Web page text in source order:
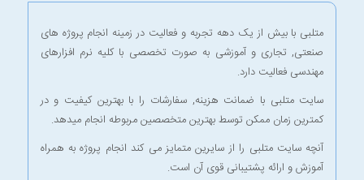
متلبی با بیش از یک دهه تجربه و فعالیت در زمینه انجام پروژه های
صنعتی, تجاری و آموزشی به صورت تخصصی با کلیه نرم افزارهای
مهندسی فعالیت دارد.
سایت متلبی با ضمانت هزینه, سفارشات را با بهترین کیفیت و در
کمترین زمان ممکن توسط بهترین متخصصین مربوطه انجام میدهد.
آنچه سایت متلبی را از سایرین متمایز می کند انجام پروژه به همراه
آموزش و ارائه پشتیبانی قوی آن است.